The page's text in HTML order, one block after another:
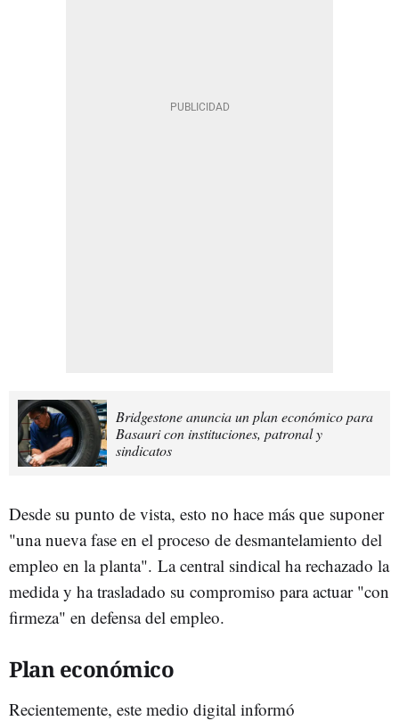
Bridgestone anuncia un plan económico para
Basauri con instituciones, patronal y
sindicatos
Desde su punto de vista, esto no hace más que suponer
"una nueva fase en el proceso de desmantelamiento del
empleo en la planta". La central sindical ha rechazado la
medida y ha trasladado su compromiso para actuar "con
firmeza" en defensa del empleo.
Plan económico
Recientemente, este medio digital informó